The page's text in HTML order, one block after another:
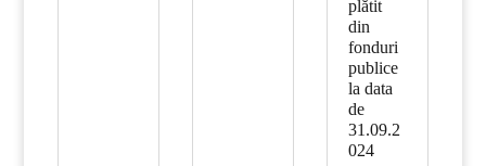
plătit
din
fonduri
publice
la data
de
31.09.2
024